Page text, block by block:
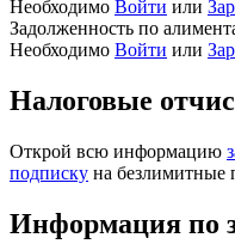
Необходимо Войти или
Задолженность по
Необходимо Войти или
Налоговые
Открой всю информацию
подписку на безлимитные
Информация по